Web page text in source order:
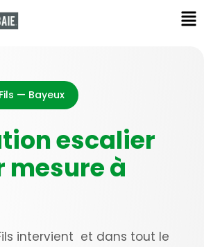
— Bayeux
escalier
mesure à
Fils intervient et dans tout le